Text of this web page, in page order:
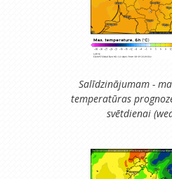
Salīdzinājumam -
temperatūras
svētdienai